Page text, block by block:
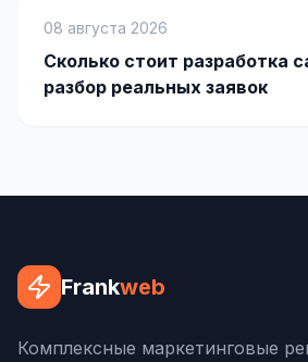
Google Analytics
Яндекс.Метрика
GEO-ПРОДВИЖЕНИЕ
08 августа 2026
Сколько стоит разработка
разбор реальных заявок
Frankweb
Комплексные маркетинговые